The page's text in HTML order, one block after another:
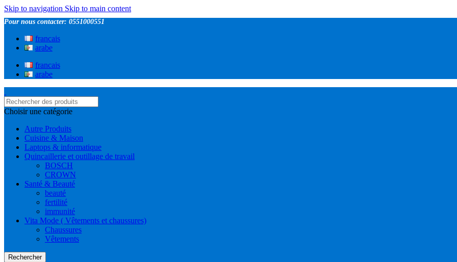
Skip to navigation Skip to main content
Pour nous contacter: 0551000551
francais
arabe
francais
arabe
Choisir une catégorie
Autre Produits
Cuisine & Maison
Laptops & informatique
Quincaillerie et outillage de travail
BOSCH
CROWN
Santé & Beauté
beauté
fertilité
immunité
Vita Mode ( Vêtements et chaussures)
Chaussures
Vêtements
Rechercher